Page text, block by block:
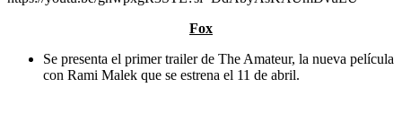
Fox
Se presenta el primer trailer de The Amateur, la nueva película
con Rami Malek que se estrena el 11 de abril.